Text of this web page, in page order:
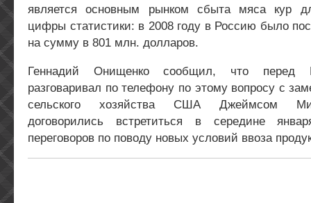
является основным рынком сбыта мяса кур
цифры статистики: в 2008 году в Россию было
на сумму в 801 млн. долларов.
Геннадий Онищенко сообщил, что
разговаривал по телефону по этому вопросу с
сельского хозяйства США Джеймсом
договорились встретиться в середине
переговоров по поводу новых условий ввоза